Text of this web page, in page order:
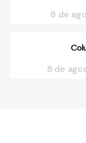
8 de
8 de